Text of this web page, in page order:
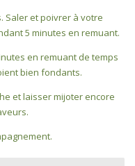
Saler et poivrer à votre
5 minutes en remuant.
en remuant de temps
bien fondants.
et laisser mijoter encore